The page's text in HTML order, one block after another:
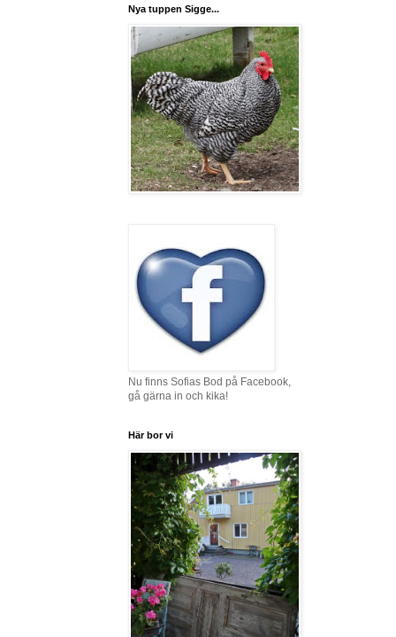
Nya tuppen Sigge...
Nu finns Sofias Bod på Facebook,
gå gärna in och kika!
Här bor vi